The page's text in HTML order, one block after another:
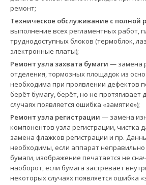
ремонт;
Техническое обслуживание с полной
выполнение всех регламентных работ,
труднодоступных блоков (термоблок,
электронные платы);
Ремонт узла захвата бумаги — замена
отделения, тормозных площадок из
необходима при проявлении дефектов
берёт бумагу, берёт, но не протягивает
случаях появляется ошибка «замятие»);
Ремонт узла регистрации — замена
компонентов узла регистрации, чистка
замена флажков регистрации и пр.
необходимы, если аппарат
бумаги, изображение печатается не
наоборот, если бумага застревает
некоторых случаях появляется ошибка